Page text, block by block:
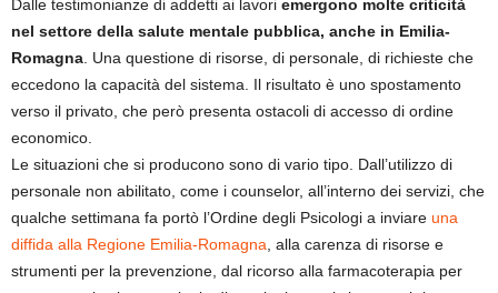
Dalle testimonianze di addetti ai lavori emergono molte criticità
nel settore della salute mentale pubblica, anche in Emilia-
Romagna. Una questione di risorse, di personale, di richieste che
eccedono la capacità del sistema. Il risultato è uno spostamento
verso il privato, che però presenta ostacoli di accesso di ordine
economico.
Le situazioni che si producono sono di vario tipo. Dall’utilizzo di
personale non abilitato, come i counselor, all’interno dei servizi, che
qualche settimana fa portò l’Ordine degli Psicologi a inviare una
diffida alla Regione Emilia-Romagna, alla carenza di risorse e
strumenti per la prevenzione, dal ricorso alla farmacoterapia per